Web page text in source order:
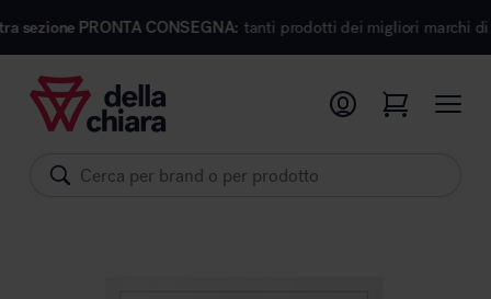
CONSEGNA: tanti prodotti dei migliori marchi di design pronti
Prodotti
Ambienti
Brand